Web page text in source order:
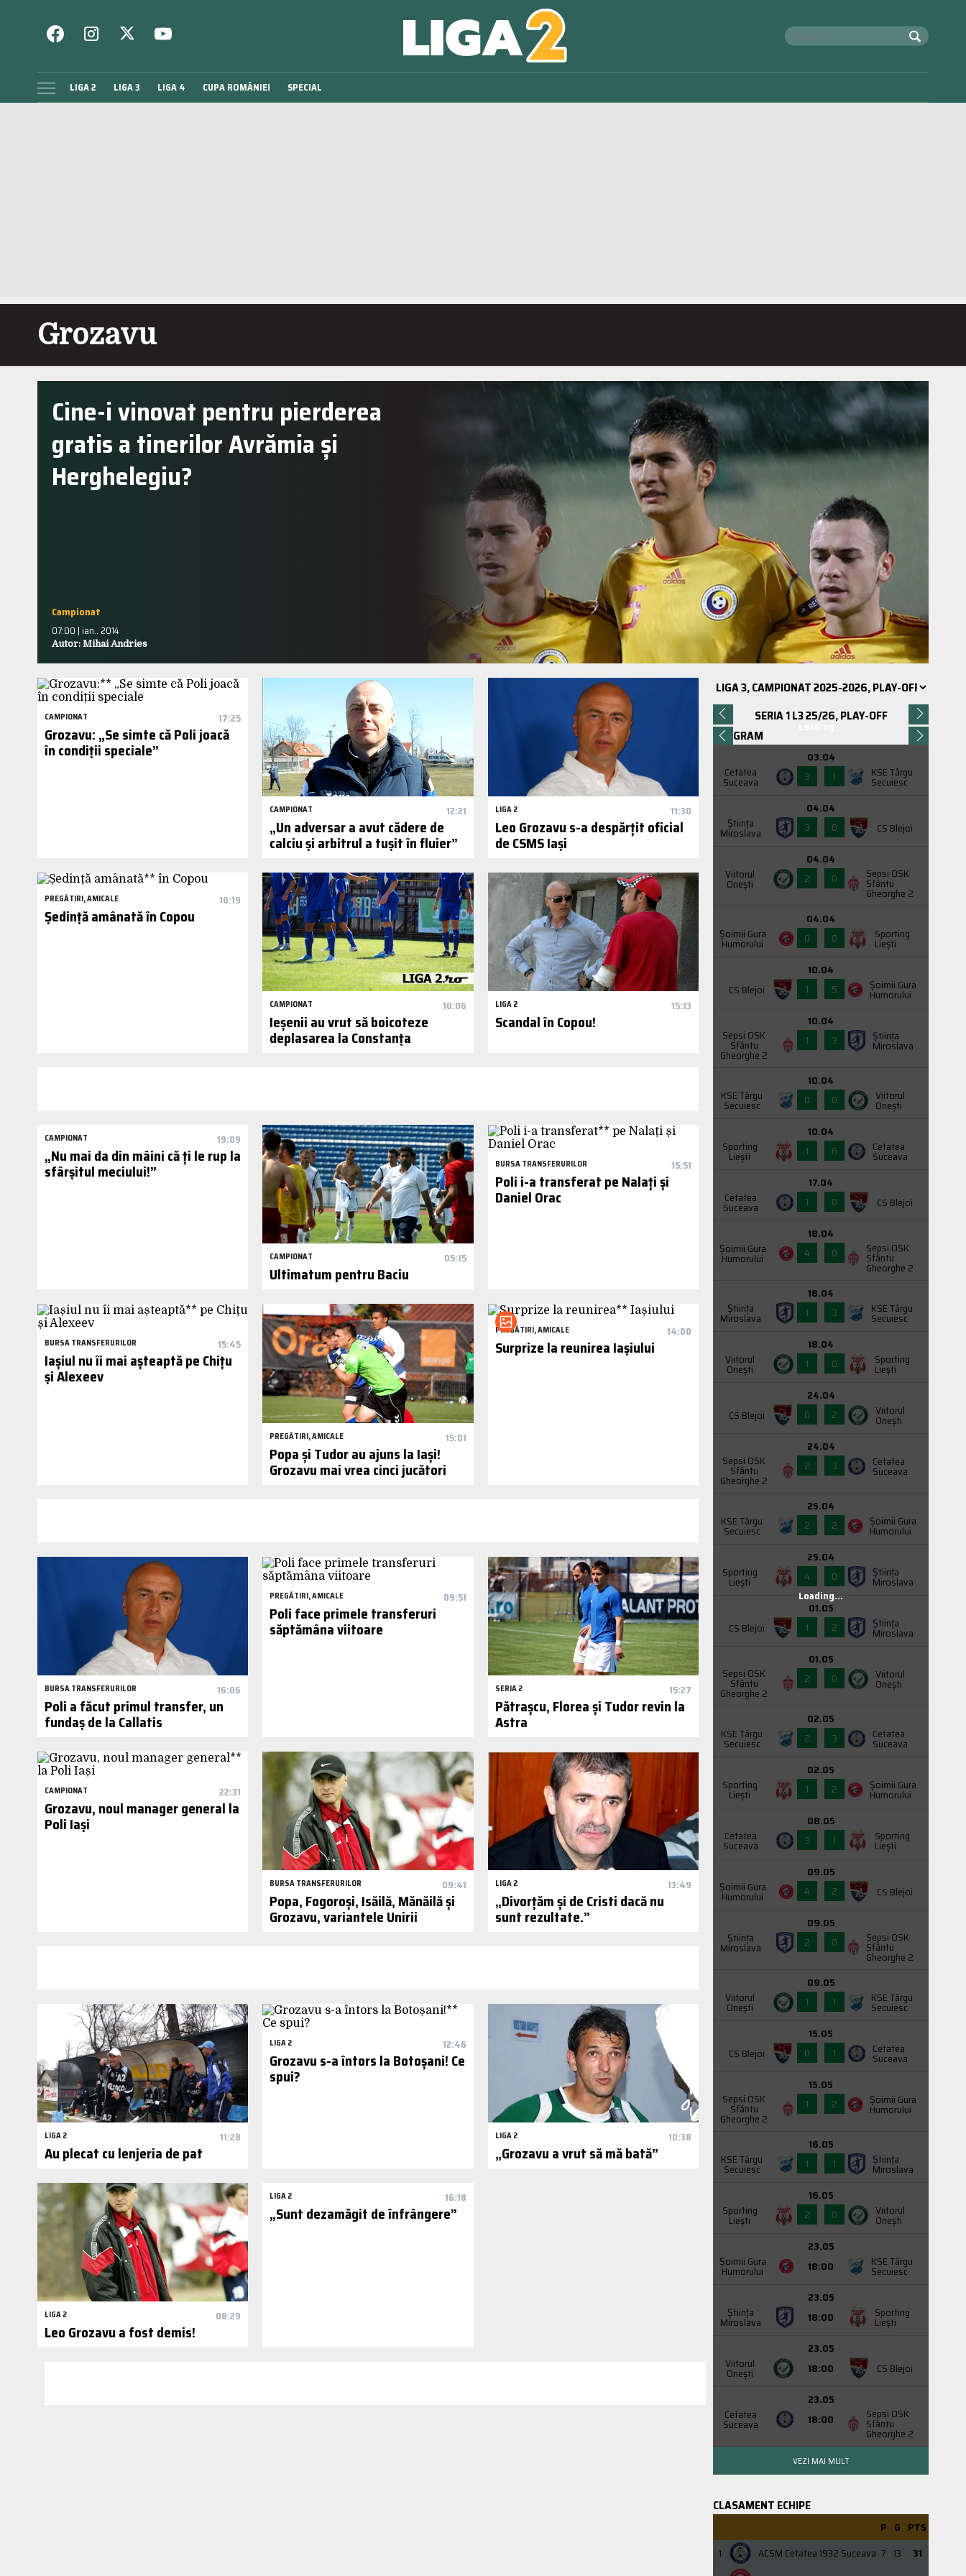
LIGA 2 LIGA 3 LIGA 4 CUPA ROMÂNIEI SPECIAL
Grozavu
Cine-i vinovat pentru pierderea
gratis a tinerilor Avrămia și
Herghelegiu?
Campionat
07:00 | ian.. 2014
Autor: Mihai Andries
CAMPIONAT 17:25
Grozavu: „Se simte că Poli joacă
în condiții speciale”
CAMPIONAT 12:21
„Un adversar a avut cădere de
calciu și arbitrul a tușit în fluier”
LIGA 2 11:30
Leo Grozavu s-a despărțit oficial
de CSMS Iași
PREGĂTIRI, AMICALE 10:19
Ședință amânată în Copou
CAMPIONAT 10:06
Ieșenii au vrut să boicoteze
deplasarea la Constanța
LIGA 2 15:13
Scandal în Copou!
CAMPIONAT 19:09
„Nu mai da din mâini că ți le rup la
sfârșitul meciului!”
CAMPIONAT 05:15
Ultimatum pentru Baciu
BURSA TRANSFERURILOR 15:51
Poli i-a transferat pe Nalați și
Daniel Orac
BURSA TRANSFERURILOR 15:45
Iașiul nu îi mai așteaptă pe Chițu
și Alexeev
PREGĂTIRI, AMICALE 15:01
Popa și Tudor au ajuns la Iași!
Grozavu mai vrea cinci jucători
PREGĂTIRI, AMICALE 14:00
Surprize la reunirea Iașiului
BURSA TRANSFERURILOR 16:06
Poli a făcut primul transfer, un
fundaș de la Callatis
PREGĂTIRI, AMICALE 09:51
Poli face primele transferuri
săptămâna viitoare
SERIA 2 15:27
Pătrașcu, Florea și Tudor revin la
Astra
CAMPIONAT 22:31
Grozavu, noul manager general la
Poli Iași
BURSA TRANSFERURILOR 09:41
Popa, Fogoroși, Isăilă, Mănăilă și
Grozavu, variantele Unirii
LIGA 2 13:49
„Divorțăm și de Cristi dacă nu
sunt rezultate.”
LIGA 2 11:28
Au plecat cu lenjeria de pat
LIGA 2 12:46
Grozavu s-a întors la Botoșani! Ce
spui?
LIGA 2 10:38
„Grozavu a vrut să mă bată”
LIGA 2 08:29
Leo Grozavu a fost demis!
LIGA 2 16:18
„Sunt dezamăgit de înfrângere”
SERIA 1 L3 25/26, PLAY-OFF
PROGRAM
Cetatea
Suceava
03.04
3
1 KSE Târgu
Secuiesc
Știința
Miroslava
04.04
3
0 CS Blejoi
Viitorul
Onești
04.04
2
0 Sepsi OSK
Sfântu
Gheorghe 2
Şoimii Gura
Humorului
04.04
0
0 Sporting
Liești
CS Blejoi
10.04
1
5 Şoimii Gura
Humorului
Sepsi OSK
Sfântu
Gheorghe 2
10.04
1
3 Știința
Miroslava
KSE Târgu
Secuiesc
10.04
0
0 Viitorul
Onești
Sporting
Liești
10.04
1
6 Cetatea
Suceava
Cetatea
Suceava
17.04
1
0 CS Blejoi
Şoimii Gura
Humorului
18.04
4
0 Sepsi OSK
Sfântu
Gheorghe 2
Știința
Miroslava
18.04
1
3 KSE Târgu
Secuiesc
Viitorul
Onești
18.04
1
0 Sporting
Liești
CS Blejoi
24.04
0
2 Viitorul
Onești
Sepsi OSK
Sfântu
Gheorghe 2
24.04
2
3 Cetatea
Suceava
KSE Târgu
Secuiesc
25.04
2
2 Şoimii Gura
Humorului
Sporting
Liești
25.04
4
0 Știința
Miroslava
CS Blejoi
01.05
1
2 Știința
Miroslava
Sepsi OSK
Sfântu
Gheorghe 2
01.05
2
0 Viitorul
Onești
KSE Târgu
Secuiesc
02.05
2
3 Cetatea
Suceava
Sporting
Liești
02.05
1
2 Şoimii Gura
Humorului
Cetatea
Suceava
08.05
3
1 Sporting
Liești
Şoimii Gura
Humorului
09.05
4
2 CS Blejoi
Știința
Miroslava
09.05
2
0 Sepsi OSK
Sfântu
Gheorghe 2
Viitorul
Onești
09.05
1
1 KSE Târgu
Secuiesc
CS Blejoi
15.05
0
1 Cetatea
Suceava
Sepsi OSK
Sfântu
Gheorghe 2
15.05
1
2 Şoimii Gura
Humorului
KSE Târgu
Secuiesc
16.05
1
1 Știința
Miroslava
Sporting
Liești
16.05
2
0 Viitorul
Onești
Şoimii Gura
Humorului
23.05
18:00
KSE Târgu
Secuiesc
Știința
Miroslava
23.05
18:00
Sporting
Liești
Viitorul
Onești
23.05
18:00
CS Blejoi
Cetatea
Suceava
23.05
18:00
Sepsi OSK
Sfântu
Gheorghe 2
Loading...
VEZI MAI MULT
CLASAMENT ECHIPE
P G PTS
1
ACSM Cetatea 1932 Suceava 7 13
31